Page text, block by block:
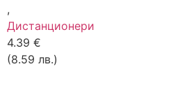
,
Дистанционери
4.39 €
(8.59 лв.)